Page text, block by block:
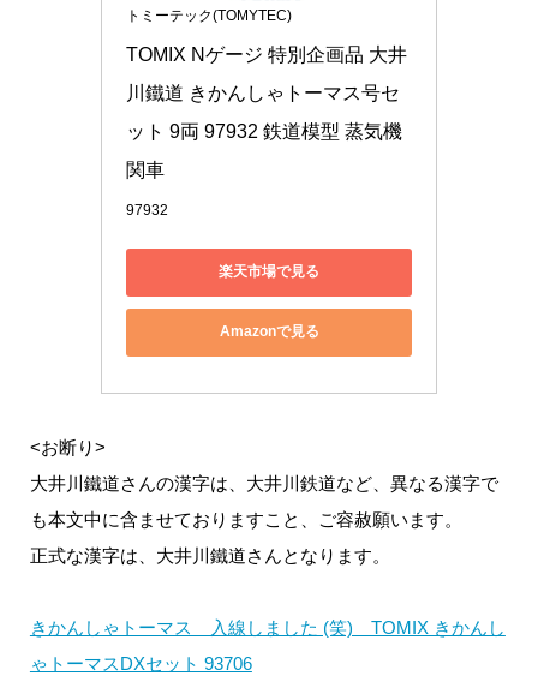
トミーテック(TOMYTEC)
TOMIX Nゲージ 特別企画品 大井
川鐵道 きかんしゃトーマス号セ
ット 9両 97932 鉄道模型 蒸気機
関車
97932
楽天市場で見る
Amazonで見る
<お断り>
大井川鐵道さんの漢字は、大井川鉄道など、異なる漢字で
も本文中に含ませておりますこと、ご容赦願います。
正式な漢字は、大井川鐵道さんとなります。
きかんしゃトーマス 入線しました (笑) TOMIX きかんし
ゃトーマスDXセット 93706